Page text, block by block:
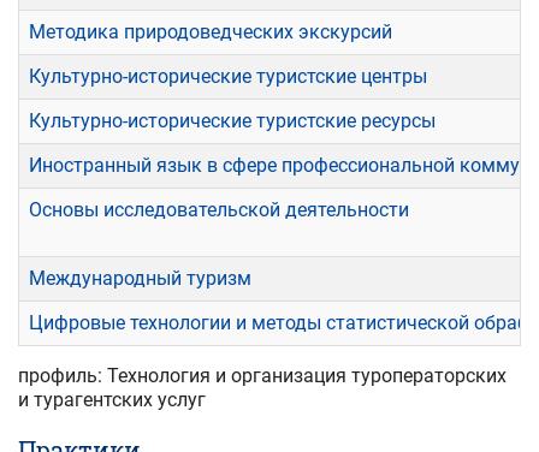
Методика природоведческих экскурсий
Культурно-исторические туристские центры
Культурно-исторические туристские ресурсы
Иностранный язык в сфере профессиональной
Основы исследовательской деятельности
Международный туризм
Цифровые технологии и методы статистической
профиль: Технология и организация туроператорских
и турагентских услуг